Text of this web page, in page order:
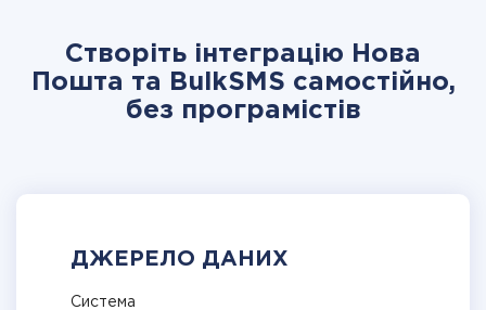
Створіть інтеграцію Нова
Пошта та BulkSMS самостійно,
без програмістів
ДЖЕРЕЛО ДАНИХ
Система